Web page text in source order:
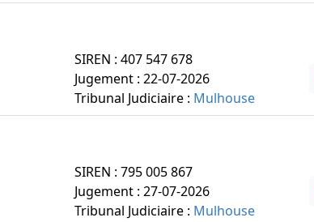
SIREN : 407 547 678
Jugement : 22-07-2026
Tribunal Judiciaire : Mulhouse
SIREN : 795 005 867
Jugement : 27-07-2026
Tribunal Judiciaire : Mulhouse